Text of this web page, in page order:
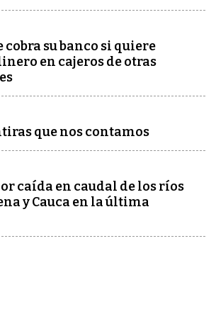
cobra su banco si quiere
en cajeros de otras
que nos contamos
caída en caudal de los ríos
y Cauca en la última